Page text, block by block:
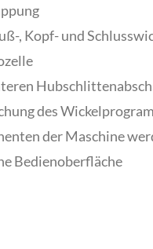
, Kopf- und
des
der Maschine
Bedienoberfläche